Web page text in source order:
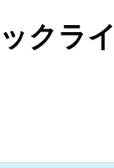
クラ